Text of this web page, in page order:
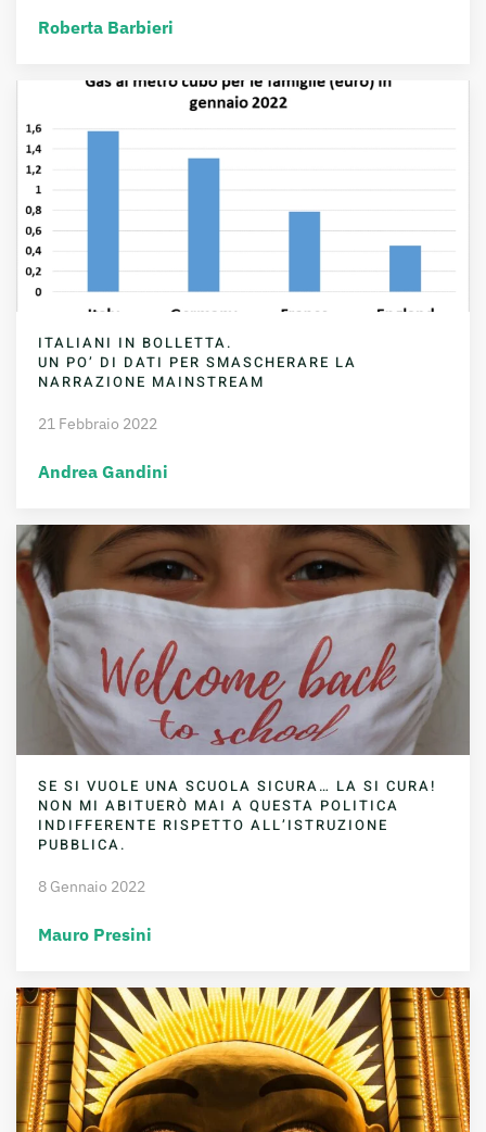
Roberta Barbieri
ITALIANI IN BOLLETTA.
UN PO’ DI DATI PER SMASCHERARE LA
NARRAZIONE MAINSTREAM
21 Febbraio 2022
Andrea Gandini
SE SI VUOLE UNA SCUOLA SICURA… LA SI CURA!
NON MI ABITUERÒ MAI A QUESTA POLITICA
INDIFFERENTE RISPETTO ALL’ISTRUZIONE
PUBBLICA.
8 Gennaio 2022
Mauro Presini